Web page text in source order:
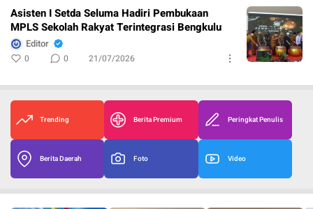
Asisten I Setda Seluma Hadiri Pembukaan
MPLS Sekolah Rakyat Terintegrasi Bengkulu
Editor
0 0 21/07/2026
Trending Berita Premium Peringkat Penulis
Berita Daerah Foto Video